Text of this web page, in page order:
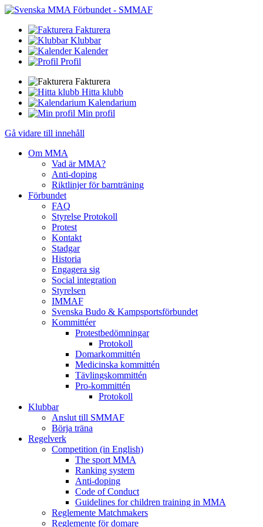
Fakturera
Klubbar
Kalender
Profil
Fakturera
Hitta klubb
Kalendarium
Min profil
Gå vidare till innehåll
Om MMA
Vad är MMA?
Anti-doping
Riktlinjer för barnträning
Förbundet
FAQ
Styrelse Protokoll
Protest
Kontakt
Stadgar
Historia
Engagera sig
Social integration
Styrelsen
IMMAF
Svenska Budo & Kampsportsförbundet
Kommittéer
Protestbedömningar
Protokoll
Domarkommittén
Medicinska kommittén
Tävlingskommittén
Pro-kommittén
Protokoll
Klubbar
Anslut till SMMAF
Börja träna
Regelverk
Competition (in English)
The sport MMA
Ranking system
Anti-doping
Code of Conduct
Guidelines for children training in MMA
Reglemente Matchmakers
Reglemente för domare